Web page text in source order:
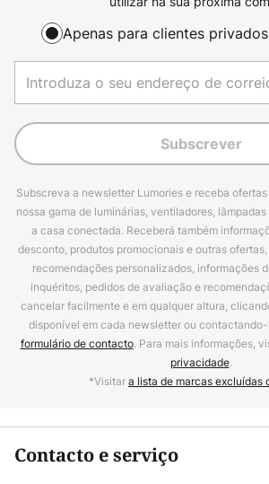
Apenas para clientes privados
Subscrever
Subscreva a newsletter Lumories e receba
nossa gama de luminárias, ventiladores,
a casa conectada. Receberá também
desconto, produtos promocionais e outras
recomendações personalizados, informações
inquéritos, pedidos de avaliação e
cancelar facilmente e em qualquer altura,
disponível em cada newsletter ou
formulário de contacto. Para mais informações,
privacidade.
*Visitara lista de marcas excluídas
Contacto e serviço